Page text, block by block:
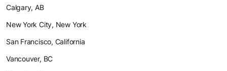
Calgary, AB
New York City, New York
San Francisco, California
Vancouver, BC